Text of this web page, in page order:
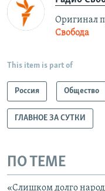
Оригинал
Свобода
This item is part of
Россия Общество
ГЛАВНОЕ ЗА СУТКИ
ПО ТЕМЕ
«Слишком долго народ